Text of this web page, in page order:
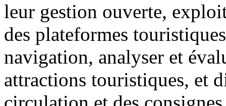
leur gestion ouverte,
des plateformes
navigation, analyser et
attractions touristiques, et